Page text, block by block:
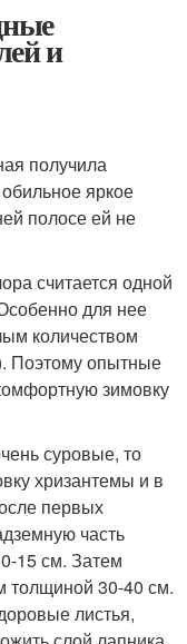
и
получила
яркое
полосе ей не
считается одной
для нее
количеством
Поэтому опытные
зимовку
суровые, то
хризантемы и в
первых
часть
15 см. Затем
толщиной 30-40 см.
листья,